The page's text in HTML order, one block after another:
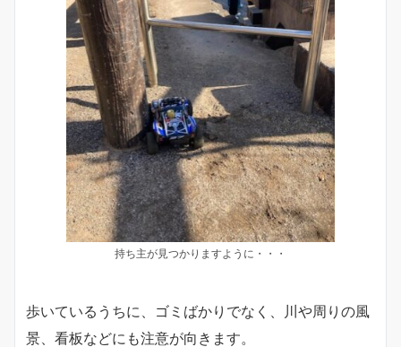
持ち主が見つかりますように・・・
歩いているうちに、ゴミばかりでなく、川や周りの風
景、看板などにも注意が向きます。